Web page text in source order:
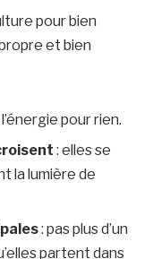
pour bien
et bien
pour rien.
: elles se
la lumière de
: pas plus d’un
partent dans